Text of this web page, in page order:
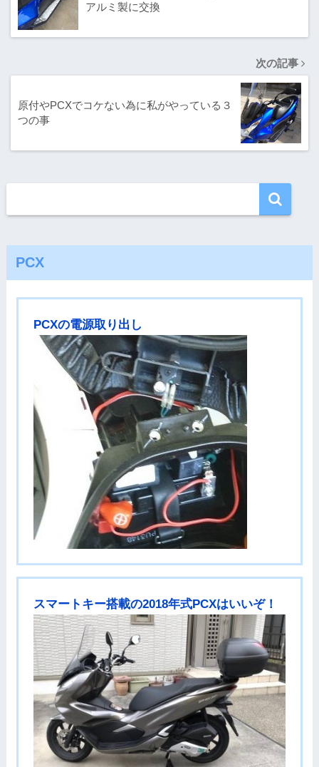
アルミ製に交換
次の記事
原付やPCXでコケない為に私がやっている３
つの事
PCX
PCXの電源取り出し
スマートキー搭載の2018年式PCXはいいぞ！